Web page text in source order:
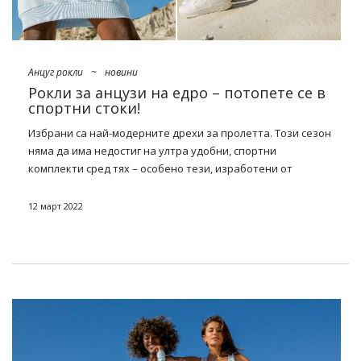
Анцуг рокли ~ новини
Рокли за анцузи на едро – потопете се в
спортни стоки!
Избрани са най-модерните дрехи за пролетта. Този сезон
няма да има недостиг на ултра удобни, спортни
комплекти сред тях – особено тези, изработени от
ансамбли, поли, върхове и рокли също ще бъдат
Откъде дойде модата за анцуга?
Кратка история на тенденцията
Знаете ли, че анцузи за първи път в историята на модата
12 март 2022